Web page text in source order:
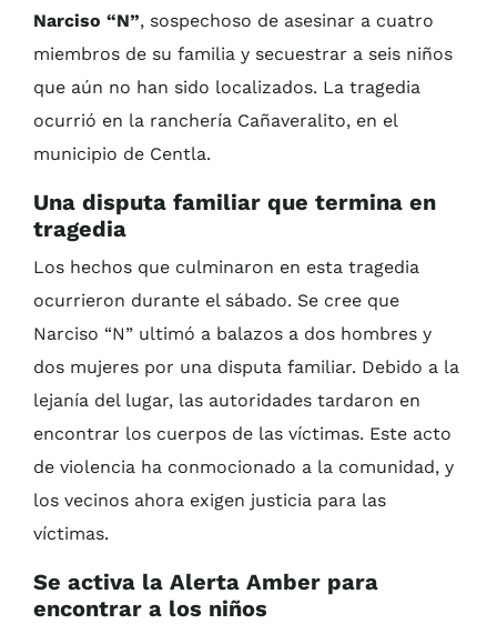
Narciso “N”, sospechoso de asesinar a cuatro
miembros de su familia y secuestrar a seis niños
que aún no han sido localizados. La tragedia
ocurrió en la ranchería Cañaveralito, en el
municipio de Centla.
Una disputa familiar que termina en
tragedia
Los hechos que culminaron en esta tragedia
ocurrieron durante el sábado. Se cree que
Narciso “N” ultimó a balazos a dos hombres y
dos mujeres por una disputa familiar. Debido a la
lejanía del lugar, las autoridades tardaron en
encontrar los cuerpos de las víctimas. Este acto
de violencia ha conmocionado a la comunidad, y
los vecinos ahora exigen justicia para las
víctimas.
Se activa la Alerta Amber para
encontrar a los niños